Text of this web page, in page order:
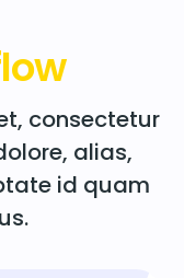
consectetur
alias,
id quam